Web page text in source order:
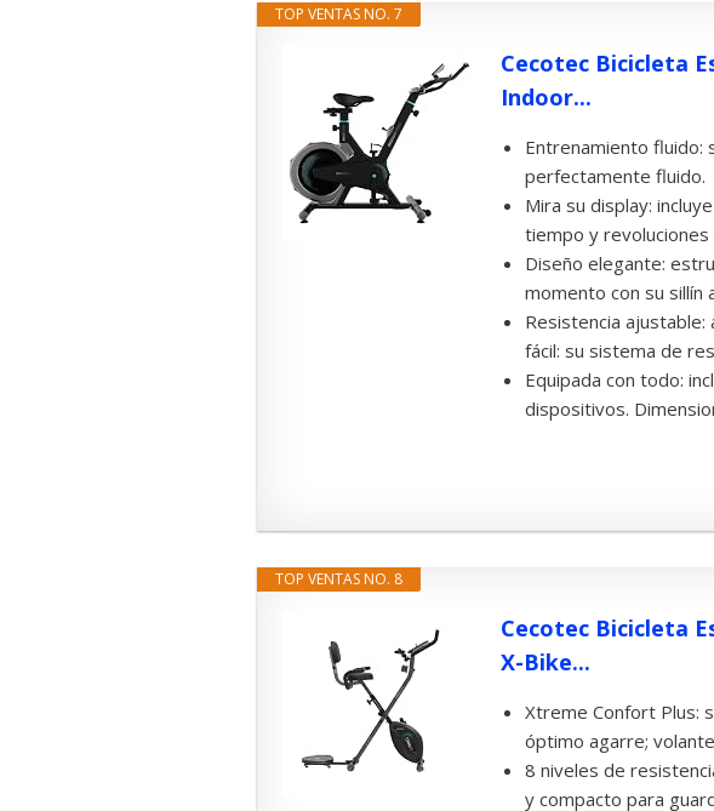
TOP VENTAS NO. 7
Cecotec Bicicleta
Indoor...
Entrenamiento fluido:
perfectamente fluido.
Mira su display:
tiempo y revoluciones
Diseño elegante:
momento con su sillín
Resistencia
fácil: su sistema de
Equipada con todo:
dispositivos.
TOP VENTAS NO. 8
Cecotec Bicicleta
X-Bike...
Xtreme Confort Plus:
óptimo agarre;
8 niveles de
y compacto para